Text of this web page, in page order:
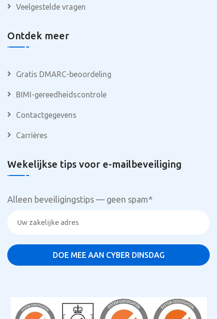
Veelgestelde vragen
Ontdek meer
Gratis DMARC-beoordeling
BIMI-gereedheidscontrole
Contactgegevens
Carrières
Wekelijkse tips voor e-mailbeveiliging
Alleen beveiligingstips — geen spam*